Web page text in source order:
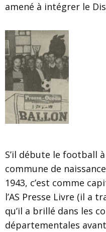
amené à intégrer le
S’il débute le football à
commune de
1943, c’est comme
l’AS Presse Livre (il a
qu’il a brillé dans les
départementales